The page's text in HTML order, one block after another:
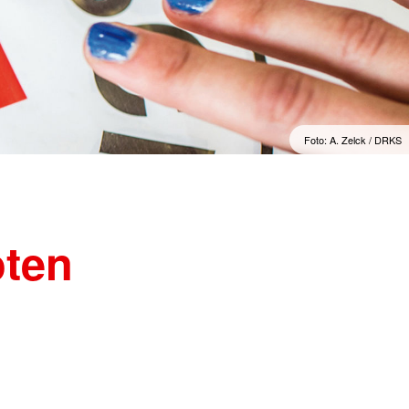
(MPG)
DekonV
für Einsatzkräfte der
für
der Medizinischen
(MTF) des Bundes
Berufsausbildung
Berufsfachschule
Kreuzes
Foto: A. Zelck / DRKS